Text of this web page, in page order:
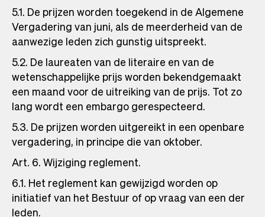
5.1. De prijzen worden toegekend in de Algemene
Vergadering van juni, als de meerderheid van de
aanwezige leden zich gunstig uitspreekt.
5.2. De laureaten van de literaire en van de
wetenschappelijke prijs worden bekendgemaakt
een maand voor de uitreiking van de prijs. Tot zo
lang wordt een embargo gerespecteerd.
5.3. De prijzen worden uitgereikt in een openbare
vergadering, in principe die van oktober.
Art. 6. Wijziging reglement.
6.1. Het reglement kan gewijzigd worden op
initiatief van het Bestuur of op vraag van een der
leden.